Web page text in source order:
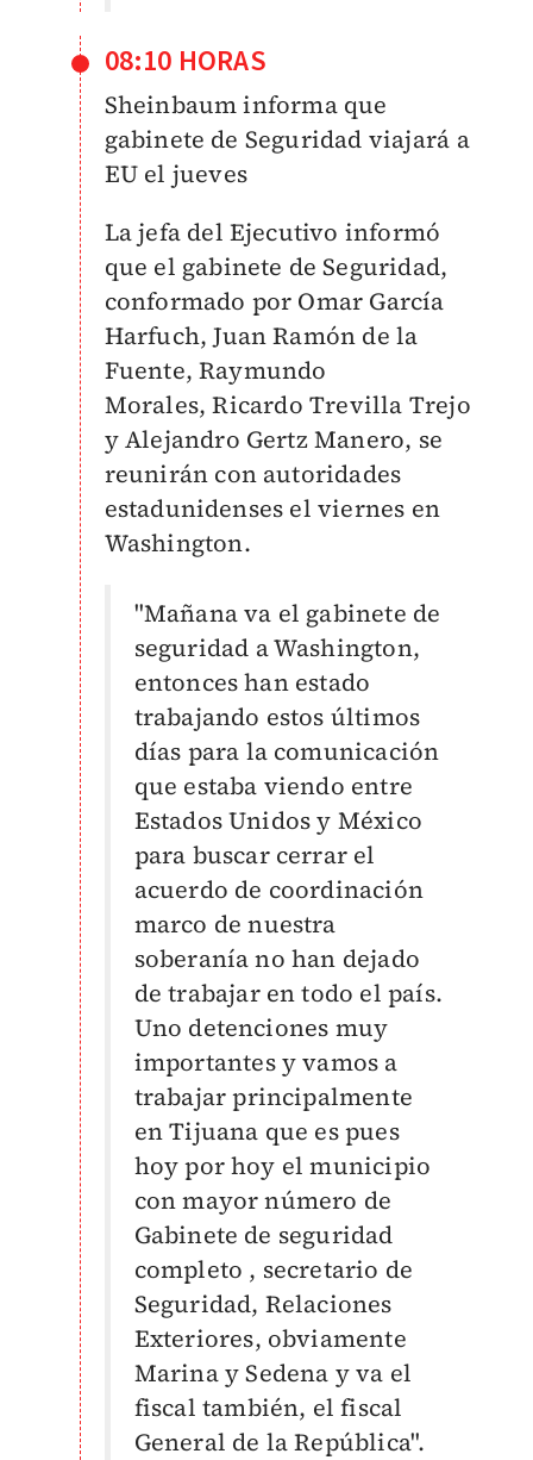
08:10 HORAS
Sheinbaum informa que
gabinete de Seguridad viajará a
EU el jueves
La jefa del Ejecutivo informó
que el gabinete de Seguridad,
conformado por Omar García
Harfuch, Juan Ramón de la
Fuente, Raymundo
Morales,Ricardo Trevilla Trejo
y Alejandro Gertz Manero, se
reunirán con autoridades
estadunidenses el viernes en
Washington.
"Mañana va el gabinete de
seguridad a Washington,
entonces han estado
trabajando estos últimos
días para la comunicación
que estaba viendo entre
Estados Unidos y México
para buscar cerrar el
acuerdo de coordinación
marco de nuestra
soberanía no han dejado
de trabajar en todo el país.
Uno detenciones muy
importantes y vamos a
trabajar principalmente
en Tijuana que es pues
hoy por hoy el municipio
con mayor número de
Gabinete de seguridad
completo , secretario de
Seguridad, Relaciones
Exteriores, obviamente
Marina y Sedena y va el
fiscal también, el fiscal
General de la República".